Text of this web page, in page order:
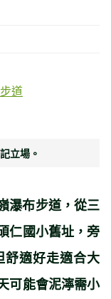
道
立場。
瀑布步道，從三
仁國小舊址，旁
舒適好走適合大
可能會泥濘需小